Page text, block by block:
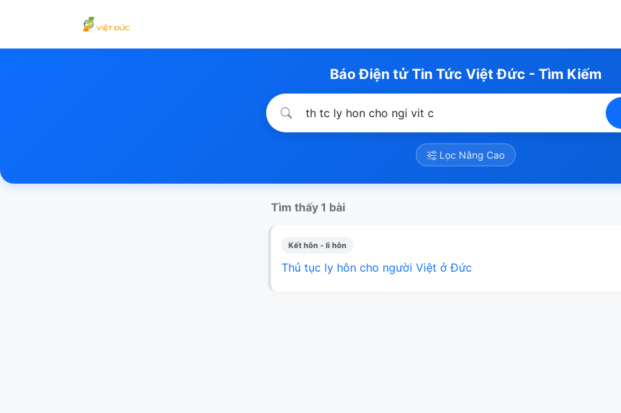
Báo Điện tử Tin Tức Việt Đức - Tìm Kiếm
Lọc Nâng Cao
Tìm thấy 1 bài
Kết hôn - li hôn
Thủ tục ly hôn cho người Việt ở Đức